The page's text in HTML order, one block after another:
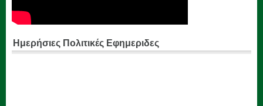
Ημερήσιες Πολιτικές Εφημεριδες